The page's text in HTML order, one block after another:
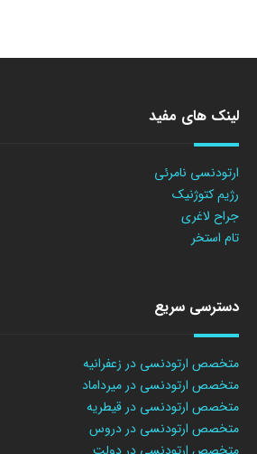
لینک های مفید
ارتودنسی نامرئی
رژیم کتوژنیک
جراح لاغری
تام استخر
دسترسی سریع
متخصص ارتودنسی در زعفرانیه
متخصص ارتودنسی در میرداماد
متخصص ارتودنسی در قیطریه
متخصص ارتودنسی در دروس